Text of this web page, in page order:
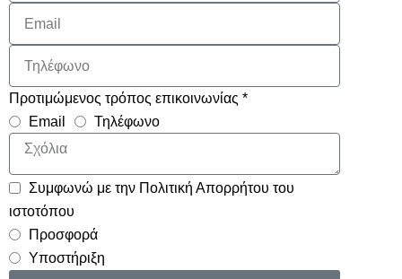
Προτιμώμενος τρόπος επικοινωνίας *
Email
Τηλέφωνο
Συμφωνώ με την Πολιτική Απορρήτου του
ιστοτόπου
Προσφορά
Υποστήριξη